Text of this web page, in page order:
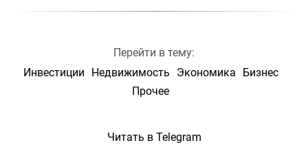
Перейти в тему:
Инвестиции
Недвижимость Экономика
Бизнес
Прочее
Читать в Telegram